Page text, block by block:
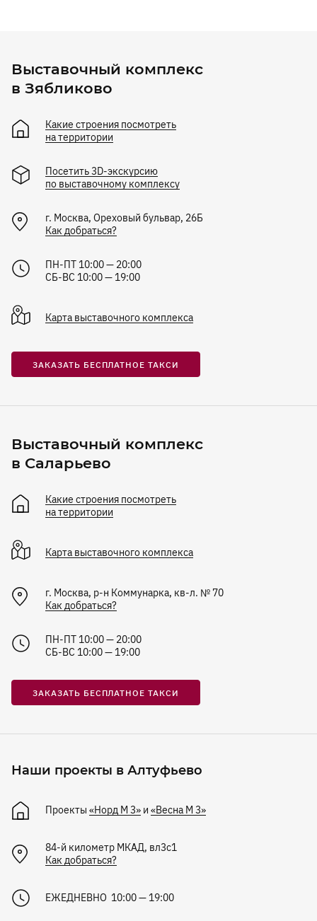
Выставочный комплекс
в Зябликово
Какие строения посмотреть
на территории
Посетить 3D-экскурсию
по выставочному комплексу
г. Москва, Ореховый бульвар, 26Б
Как добраться?
ПН-ПТ 10:00 — 20:00
СБ-ВС 10:00 — 19:00
Карта выставочного комплекса
ЗАКАЗАТЬ БЕСПЛАТНОЕ ТАКСИ
Выставочный комплекс
в Саларьево
Какие строения посмотреть
на территории
Карта выставочного комплекса
г. Москва, р-н Коммунарка, кв-л. № 70
Как добраться?
ПН-ПТ 10:00 — 20:00
СБ-ВС 10:00 — 19:00
ЗАКАЗАТЬ БЕСПЛАТНОЕ ТАКСИ
Наши проекты в Алтуфьево
Проекты «Норд М 3» и «Весна М 3»
84-й километр МКАД, вл3с1
Как добраться?
ЕЖЕДНЕВНО 10:00 — 19:00